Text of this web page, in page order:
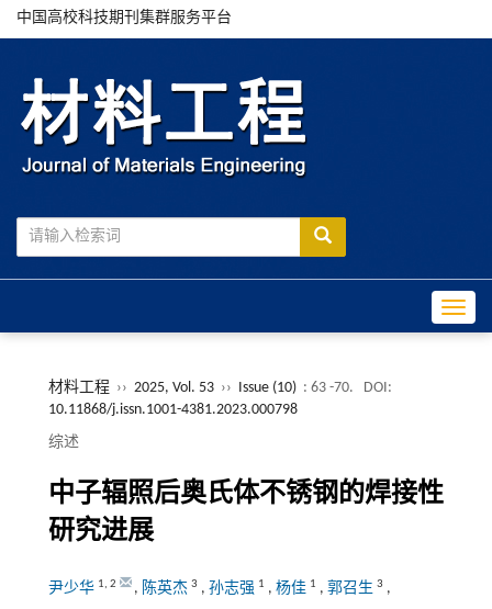
中国高校科技期刊集群服务平台
材料工程 ›› 2025, Vol. 53 ›› Issue (10) : 63 -70.
DOI:
10.11868/j.issn.1001-4381.2023.000798
综述
中子辐照后奥氏体不锈钢的焊接性
研究进展
尹少华 1, 2 , 陈英杰 3 , 孙志强 1 , 杨佳 1 , 郭召生 3 ,